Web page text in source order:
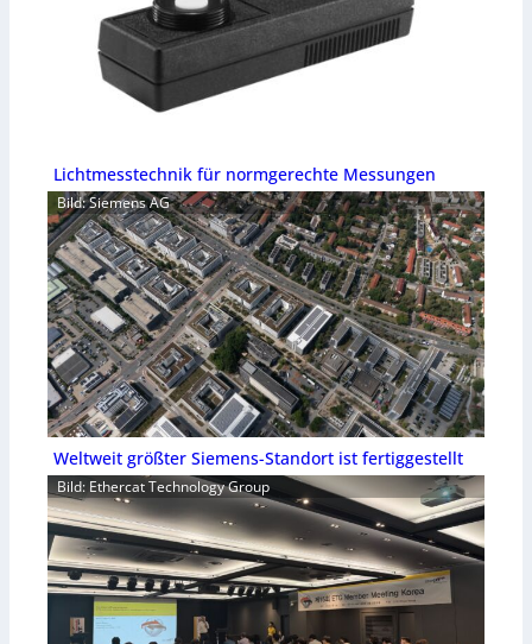
Lichtmesstechnik für normgerechte Messungen
Bild: Siemens AG
Weltweit größter Siemens-Standort ist fertiggestellt
Bild: Ethercat Technology Group